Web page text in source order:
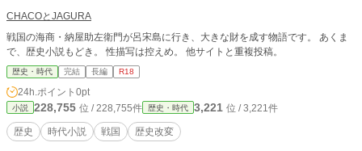
CHACOとJAGURA
戦国の海商・納屋助左衛門が呂宋島に行き、大きな財を成す物語です。 あくま
で、歴史小説もどき。 性描写は控えめ。 他サイトと重複投稿。
歴史・時代 完結 長編 R18
24h.ポイント 0pt
小説 228,755 位 / 228,755件 歴史・時代 3,221 位 / 3,221件
歴史 時代小説 戦国 歴史改変